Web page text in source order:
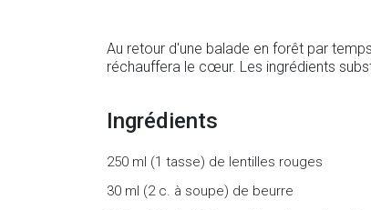
Au retour d'une balade en forêt par
réchauffera le cœur. Les ingrédients
Ingrédients
250 ml (1 tasse) de lentilles rouges
30 ml (2 c. à soupe) de beurre